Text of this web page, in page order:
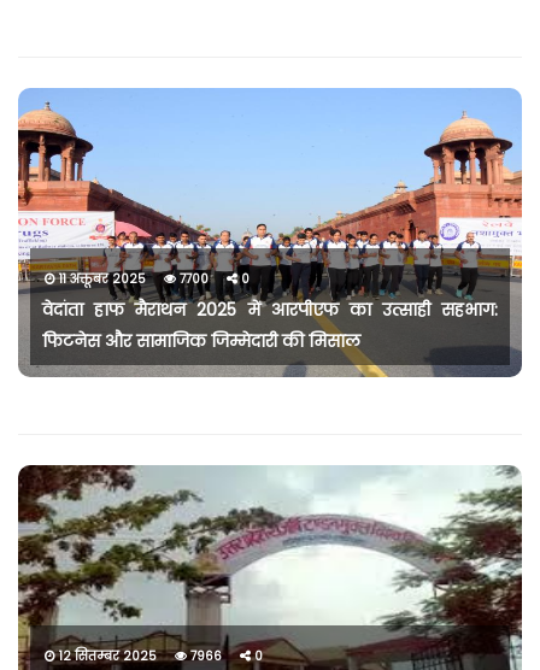
11 अक्तूबर 2025 7700 0
वेदांता हाफ मैराथन 2025 में आरपीएफ का उत्साही सहभाग:
फिटनेस और सामाजिक जिम्मेदारी की मिसाल
12 सितम्बर 2025 7966 0